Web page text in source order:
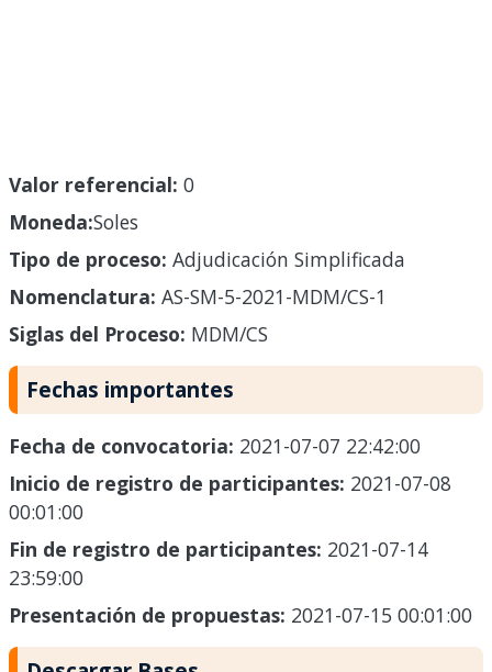
Valor referencial: 0
Moneda:Soles
Tipo de proceso: Adjudicación Simplificada
Nomenclatura: AS-SM-5-2021-MDM/CS-1
Siglas del Proceso: MDM/CS
Fechas importantes
Fecha de convocatoria: 2021-07-07 22:42:00
Inicio de registro de participantes: 2021-07-08
00:01:00
Fin de registro de participantes: 2021-07-14
23:59:00
Presentación de propuestas: 2021-07-15 00:01:00